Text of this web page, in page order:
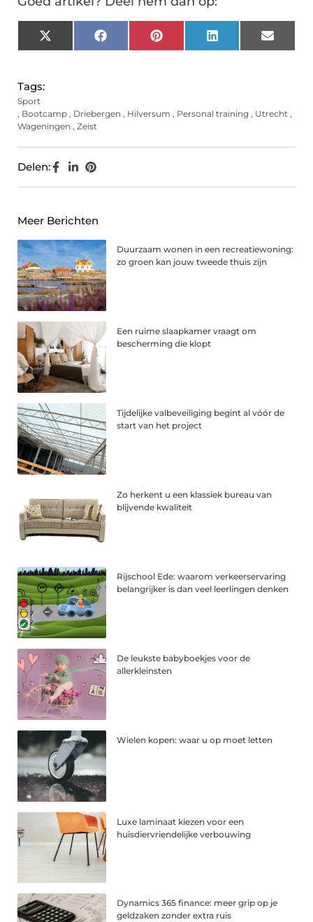
X
(Twitter)
FacebookPinterest LinkedIn Email
Tags:
Sport
, Bootcamp , Driebergen , Hilversum , Personal training , Utrecht ,
Wageningen , Zeist
Delen:
Meer Berichten
Duurzaam wonen in een recreatiewoning:
zo groen kan jouw tweede thuis zijn
Een ruime slaapkamer vraagt om
bescherming die klopt
Tijdelijke valbeveiliging begint al vóór de
start van het project
Zo herkent u een klassiek bureau van
blijvende kwaliteit
Rijschool Ede: waarom verkeerservaring
belangrijker is dan veel leerlingen denken
De leukste babyboekjes voor de
allerkleinsten
Wielen kopen: waar u op moet letten
Luxe laminaat kiezen voor een
huisdiervriendelijke verbouwing
Dynamics 365 finance: meer grip op je
geldzaken zonder extra ruis